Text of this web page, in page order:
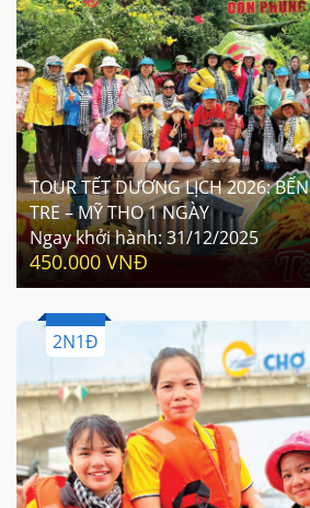
TOUR TẾT DƯƠNG LỊCH 2026: BẾN
TRE – MỸ THO 1 NGÀY
Ngay khởi hành:31/12/2025
450.000 VNĐ
2N1Đ